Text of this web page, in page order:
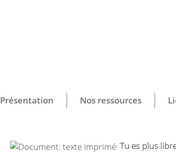
Présentation Nos ressources
Tu es plus